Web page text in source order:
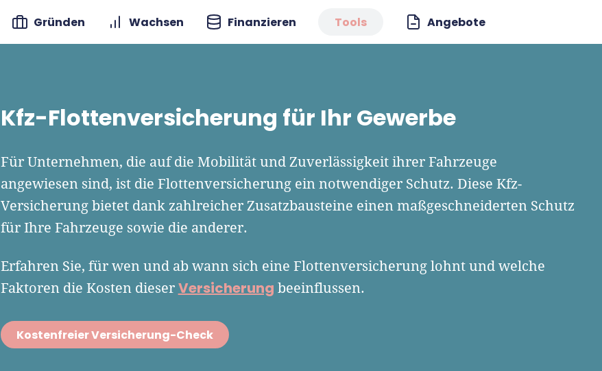
Gründen Wachsen Finanzieren Tools Angebote
Kfz-Flottenversicherung für Ihr Gewerbe
Für Unternehmen, die auf die Mobilität und Zuverlässigkeit ihrer Fahrzeuge
angewiesen sind, ist die Flottenversicherung ein notwendiger Schutz. Diese Kfz-
Versicherung bietet dank zahlreicher Zusatzbausteine einen maßgeschneiderten Schutz
für Ihre Fahrzeuge sowie die anderer.
Erfahren Sie, für wen und ab wann sich eine Flottenversicherung lohnt und welche
Faktoren die Kosten dieser Versicherung beeinflussen.
Kostenfreier Versicherung-Check